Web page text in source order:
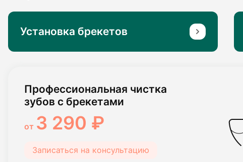
Установка брекетов
Установка брекет системы
45 000 ₽